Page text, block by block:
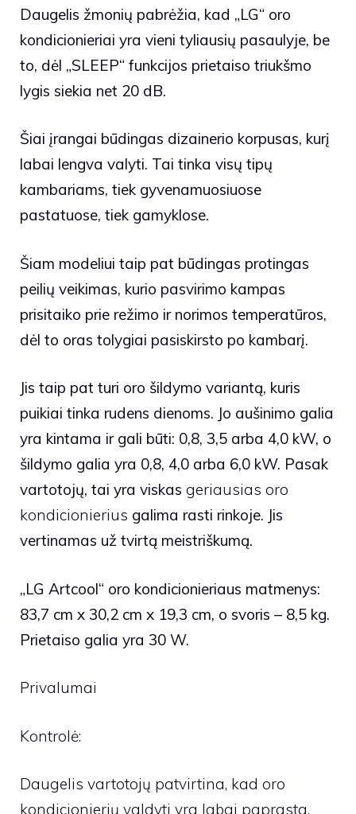
Daugelis žmonių pabrėžia, kad „LG“ oro
kondicionieriai yra vieni tyliausių pasaulyje, be
to, dėl „SLEEP“ funkcijos prietaiso triukšmo
lygis siekia net 20 dB.
Šiai įrangai būdingas dizainerio korpusas, kurį
labai lengva valyti. Tai tinka visų tipų
kambariams, tiek gyvenamuosiuose
pastatuose, tiek gamyklose.
Šiam modeliui taip pat būdingas protingas
peilių veikimas, kurio pasvirimo kampas
prisitaiko prie režimo ir norimos temperatūros,
dėl to oras tolygiai pasiskirsto po kambarį.
Jis taip pat turi oro šildymo variantą, kuris
puikiai tinka rudens dienoms. Jo aušinimo galia
yra kintama ir gali būti: 0,8, 3,5 arba 4,0 kW, o
šildymo galia yra 0,8, 4,0 arba 6,0 kW. Pasak
vartotojų, tai yra viskas geriausias oro
kondicionierius galima rasti rinkoje. Jis
vertinamas už tvirtą meistriškumą.
„LG Artcool“ oro kondicionieriaus matmenys:
83,7 cm x 30,2 cm x 19,3 cm, o svoris – 8,5 kg.
Prietaiso galia yra 30 W.
Privalumai
Kontrolė:
Daugelis vartotojų patvirtina, kad oro
kondicionierių valdyti yra labai paprasta.